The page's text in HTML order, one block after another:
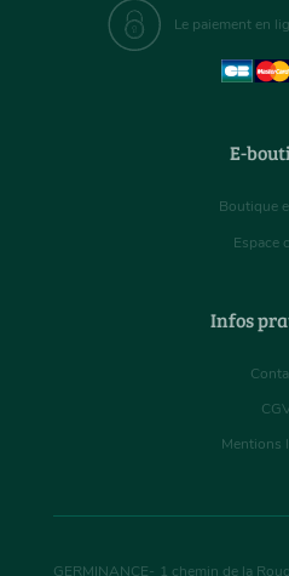
Le paiement en
E-
Boutique
Espace
Infos
Mentions
GERMINANCE- 1 chemin de la